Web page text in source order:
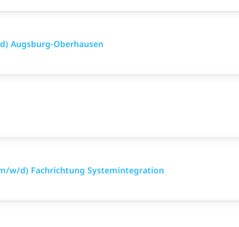
Augsburg-Oberhausen
w/d) Fachrichtung Systemintegration